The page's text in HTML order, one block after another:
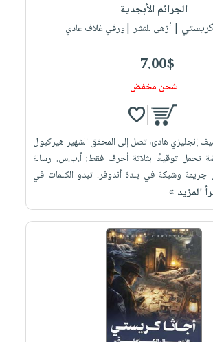
الجرائم الأبجدية
كريستي | أزهى للنشر |ورقي غلاف عادي
7.00$
شحن مخفض
إنجليزي هادئ، تصل إلى المحقق الشهير هيركيول
تحمل توقيعًا بثلاثة أحرف فقط: أ.ب.س. رسالة
وشيكة في بلدة أندوفر. تبدو الكلمات في
المزيد »